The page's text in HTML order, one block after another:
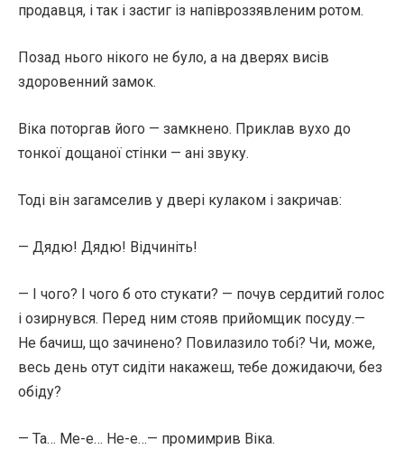
продавця, і так і застиг із напівроззявленим ротом.
Позад нього нікого не було, а на дверях висів
здоровенний замок.
Віка поторгав його — замкнено. Приклав вухо до
тонкої дощаної стінки — ані звуку.
Тоді він загамселив у двері кулаком і закричав:
— Дядю! Дядю! Відчиніть!
— І чого? І чого б ото стукати? — почув сердитий голос
і озирнувся. Перед ним стояв прийомщик посуду.—
Не бачиш, що зачинено? Повилазило тобі? Чи, може,
весь день отут сидіти накажеш, тебе дожидаючи, без
обіду?
— Та… Ме-е… Не-е…— промимрив Віка.